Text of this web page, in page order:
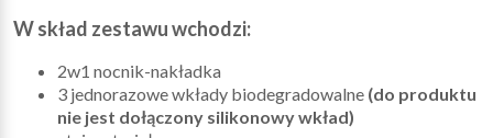
W skład zestawu wchodzi:
2w1 nocnik-nakładka
3 jednorazowe wkłady biodegradowalne (do produktu
nie jest dołączony silikonowy wkład)